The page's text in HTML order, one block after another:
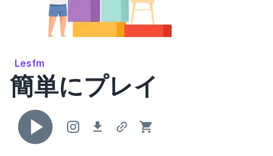
Lesfm
簡単にプレイ